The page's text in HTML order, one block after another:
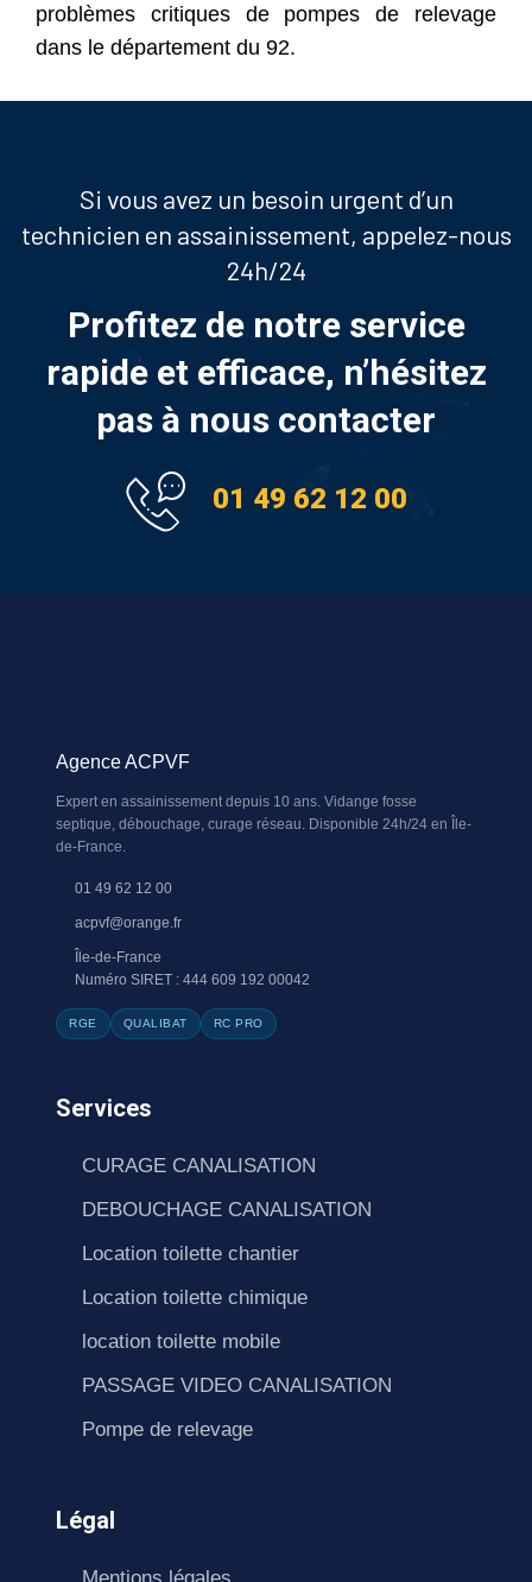
problèmes critiques de pompes de relevage
dans le département du 92.
Si vous avez un besoin urgent d’un
technicien en assainissement, appelez-nous
24h/24
Profitez de notre service
rapide et efficace, n’hésitez
pas à nous contacter
01 49 62 12 00
Agence ACPVF
Expert en assainissement depuis 10 ans. Vidange fosse
septique, débouchage, curage réseau. Disponible 24h/24 en Île-
de-France.
01 49 62 12 00
acpvf@orange.fr
Île-de-France
Numéro SIRET : 444 609 192 00042
RGE QUALIBAT RC PRO
Services
CURAGE CANALISATION
DEBOUCHAGE CANALISATION
Location toilette chantier
Location toilette chimique
location toilette mobile
PASSAGE VIDEO CANALISATION
Pompe de relevage
Légal